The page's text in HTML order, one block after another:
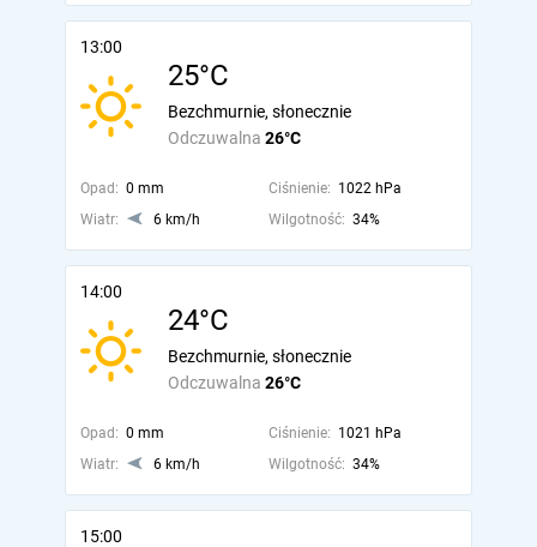
13:00
25°C
Odczuwalna 26°C
Bezchmurnie, słonecznie
Opad: 0 mm Ciśnienie: 1022 hPa
Wiatr:
6 km/h Wilgotność: 34%
14:00
24°C
Odczuwalna 26°C
Bezchmurnie, słonecznie
Opad: 0 mm Ciśnienie: 1021 hPa
Wiatr:
6 km/h Wilgotność: 34%
15:00